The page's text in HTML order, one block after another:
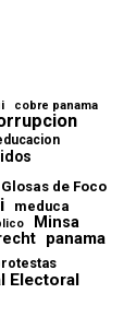
cobre panama
Glosas de Foco
meduca
Minsa
panama
Electoral